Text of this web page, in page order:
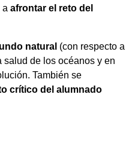
a afrontar el reto del
natural (con respecto a
salud de los océanos y en
También se
crítico del alumnado